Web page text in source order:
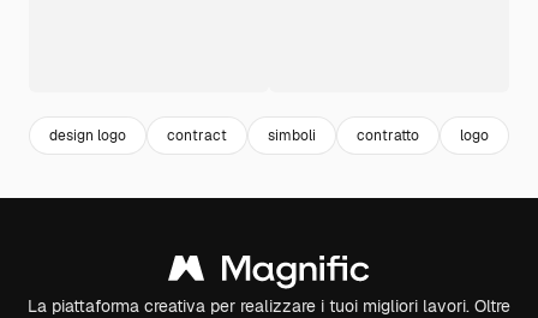
design logo contract simboli contratto logo
La piattaforma creativa per realizzare i tuoi migliori lavori. Oltre